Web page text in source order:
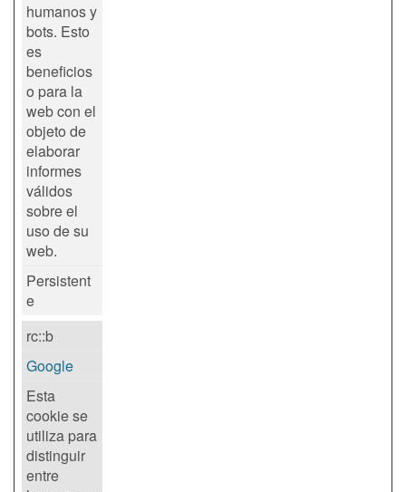
humanos y
bots. Esto
es
beneficios
o para la
web con el
objeto de
elaborar
informes
válidos
sobre el
uso de su
web.
Persistent
e
rc::b
Google
Esta
cookie se
utiliza para
distinguir
entre